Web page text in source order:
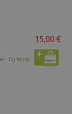
15,00 €
En stock